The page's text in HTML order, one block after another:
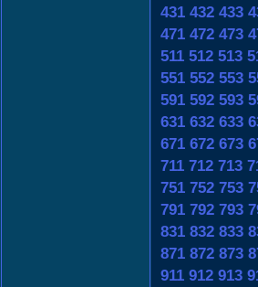
431 432 433
471 472 473
511 512 513
551 552 553
591 592 593
631 632 633
671 672 673
711 712 713
751 752 753
791 792 793
831 832 833
871 872 873
911 912 913